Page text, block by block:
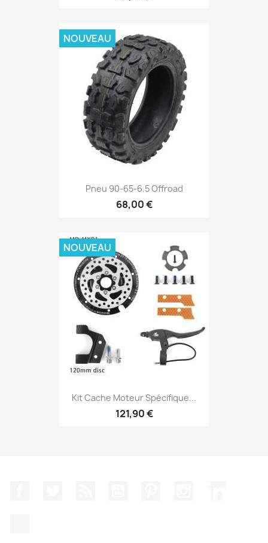
Pneu 90-65-6.5 Offroad
68,00 €
NOUVEAU
Kit Cache Moteur Spécifique...
121,90 €
NOUVEAU